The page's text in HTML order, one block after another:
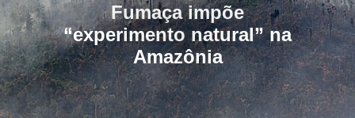
Fumaça impõe
“experimento natural” na
Amazônia